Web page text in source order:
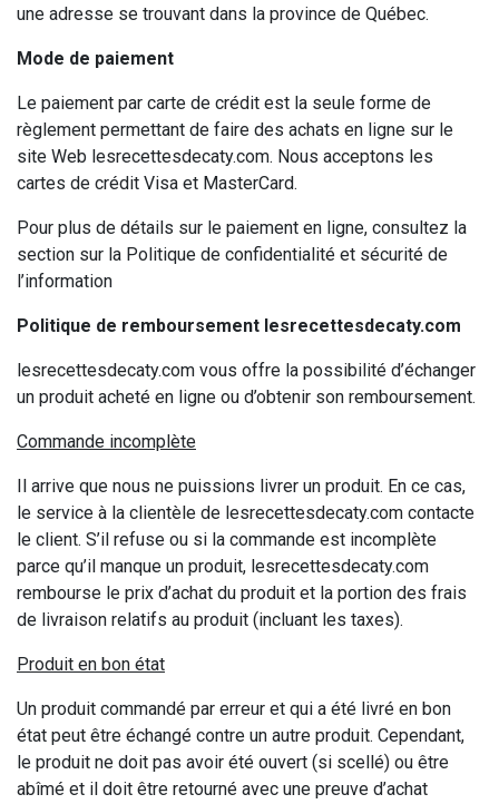
une adresse se trouvant dans la province de Québec.
Mode de paiement
Le paiement par carte de crédit est la seule forme de
règlement permettant de faire des achats en ligne sur le
site Web lesrecettesdecaty.com. Nous acceptons les
cartes de crédit Visa et MasterCard.
Pour plus de détails sur le paiement en ligne, consultez la
section sur la Politique de confidentialité et sécurité de
l’information
Politique de remboursement lesrecettesdecaty.com
lesrecettesdecaty.com vous offre la possibilité d’échanger
un produit acheté en ligne ou d’obtenir son remboursement.
Commande incomplète
Il arrive que nous ne puissions livrer un produit. En ce cas,
le service à la clientèle de lesrecettesdecaty.com contacte
le client. S’il refuse ou si la commande est incomplète
parce qu’il manque un produit, lesrecettesdecaty.com
rembourse le prix d’achat du produit et la portion des frais
de livraison relatifs au produit (incluant les taxes).
Produit en bon état
Un produit commandé par erreur et qui a été livré en bon
état peut être échangé contre un autre produit. Cependant,
le produit ne doit pas avoir été ouvert (si scellé) ou être
abîmé et il doit être retourné avec une preuve d’achat